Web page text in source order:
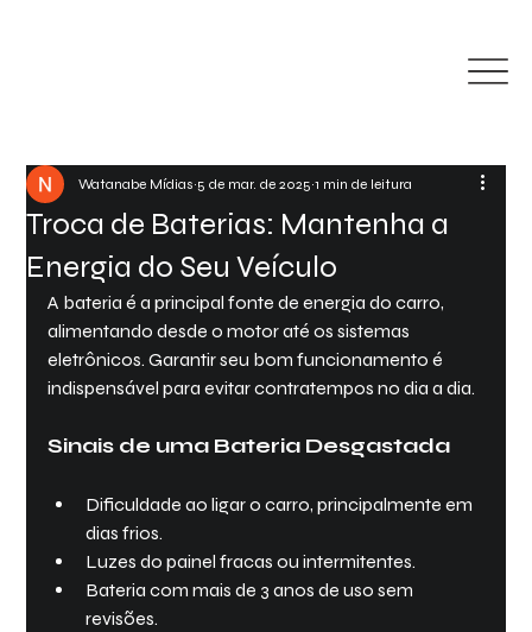
Troca de Baterias: Mantenha a
Energia do Seu Veículo
Watanabe Mídias 5 de mar. de 2025 1 min de leitura
A bateria é a principal fonte de energia do carro,
alimentando desde o motor até os sistemas
eletrônicos. Garantir seu bom funcionamento é
indispensável para evitar contratempos no dia a dia.
Sinais de uma Bateria Desgastada
Dificuldade ao ligar o carro, principalmente em
dias frios.
Luzes do painel fracas ou intermitentes.
Bateria com mais de 3 anos de uso sem
revisões.